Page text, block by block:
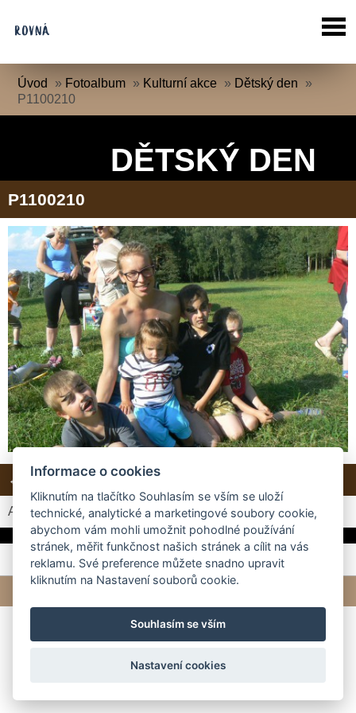
Úvod » Fotoalbum » Kulturní akce » Dětský den
»
P1100210
DĚTSKÝ DEN
P1100210
← Předchozí Další → Zpět do složky
Automatické procházení: 3|4|5|6|7(čas ve vteřinách)
Informace o cookies
Kliknutím na tlačítko Souhlasím se vším se uloží
technické, analytické a marketingové soubory cookie,
abychom vám mohli umožnit pohodlné používání
stránek, měřit funkčnost našich stránek a cílit na vás
reklamu. Své preference můžete snadno upravit
kliknutím na Nastavení souborů cookie.
Souhlasím se vším
Nastavení cookies